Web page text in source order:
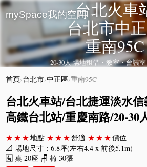
mySpace我的空間台北火車
台北市中
重南95C
20-30人 場地租借・教室・會議
首頁›台北市›中正區›重南95C
台北火車站/台北捷運淡水
高鐵台北站/重慶南路/20-30
★★★地點 ★★★舒適 ★★★價位
📐 場地尺寸：6.8坪(左右4.4 x 前後5.1m)
🈶 桌 20座 🪑 椅 30張